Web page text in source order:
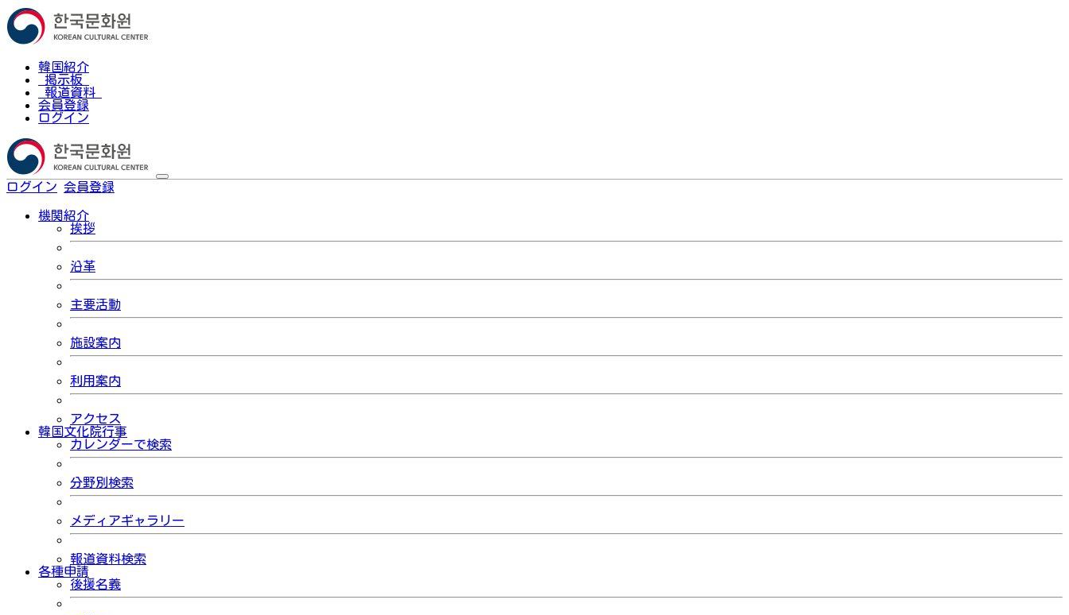
韓国紹介
掲示板
報道資料
会員登録
ログイン
ログイン 会員登録
機関紹介
挨拶
沿革
主要活動
施設案内
利用案内
アクセス
韓国文化院行事
カレンダーで検索
分野別検索
メディアギャラリー
報道資料検索
各種申請
後援名義